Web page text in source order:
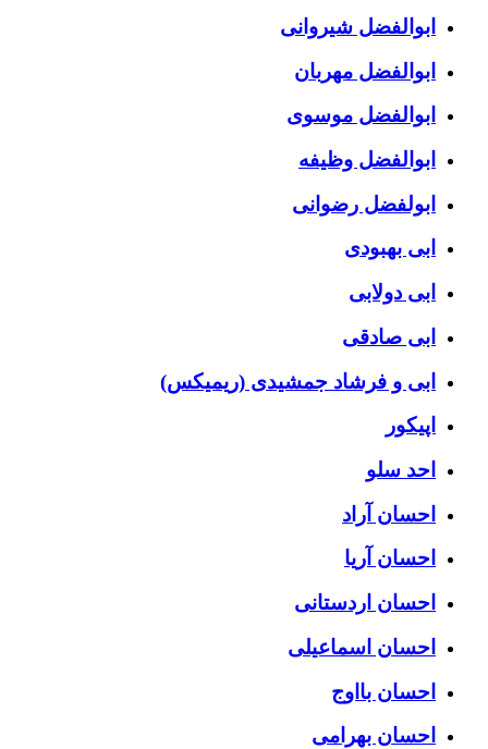
ابوالفضل شیروانی
ابوالفضل مهربان
ابوالفضل موسوی
ابوالفضل وظیفه
ابولفضل رضوانی
ابی بهبودی
ابی دولابی
ابی صادقی
ابی و فرشاد جمشیدی (ریمیکس)
اپیکور
احد سلو
احسان آراد
احسان آریا
احسان اردستانی
احسان اسماعیلی
احسان بااوج
احسان بهرامی